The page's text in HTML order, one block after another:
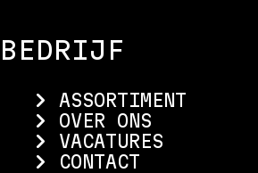
BEDRIJF
ASSORTIMENT
OVER ONS
VACATURES
CONTACT